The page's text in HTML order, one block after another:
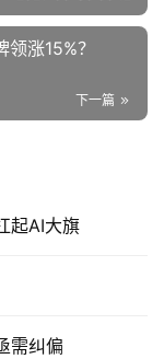
涨15%？
下一篇
起AI大旗
需纠偏